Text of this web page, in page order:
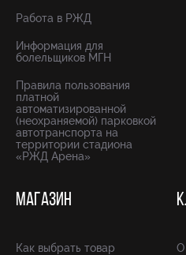
Работа в РЖД
Информация для
болельщиков МГН
Правила пользования
платной
автоматизированной
(неохраняемой) парковкой
автотранспорта на
территории стадиона
«РЖД Арена»
МАГАЗИН
Как выбрать товар О